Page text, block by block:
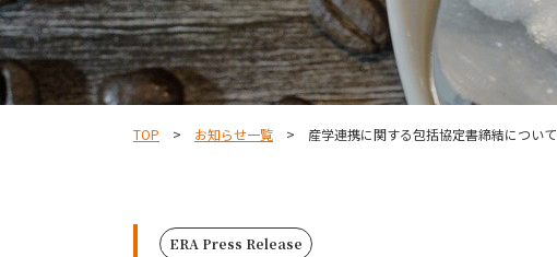
TOP お知らせ一覧 産学連携に関する包括協定書締結について
ERA Press Release